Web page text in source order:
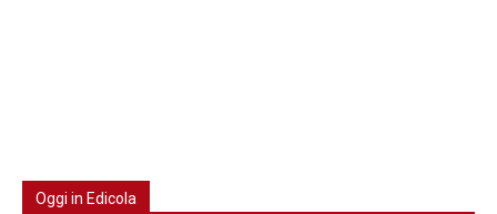
Oggi in Edicola